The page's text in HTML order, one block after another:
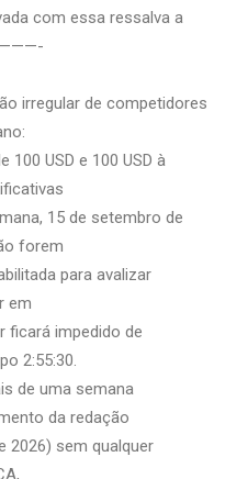
com essa ressalva a
irregular de competidores
100 USD e 100 USD à
15 de setembro de
forem
para avalizar
em
ficará impedido de
2:55:30.
de uma semana
da redação
2026) sem qualquer